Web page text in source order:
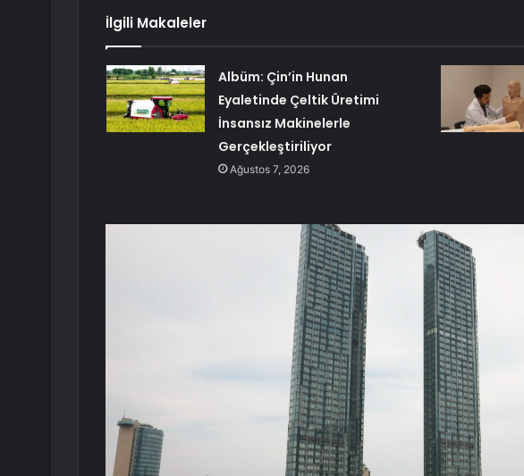
İlgili Makaleler
Albüm: Çin’in Hunan
Eyaletinde Çeltik Üretimi
İnsansız Makinelerle
Gerçekleştiriliyor
Ağustos 7, 2026